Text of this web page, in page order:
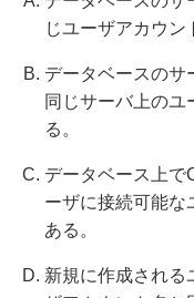
じユーザアカウン
データベースのサ
同じサーバ上のユ
る。
データベース上で
ーザに接続可能な
ある。
新規に作成される